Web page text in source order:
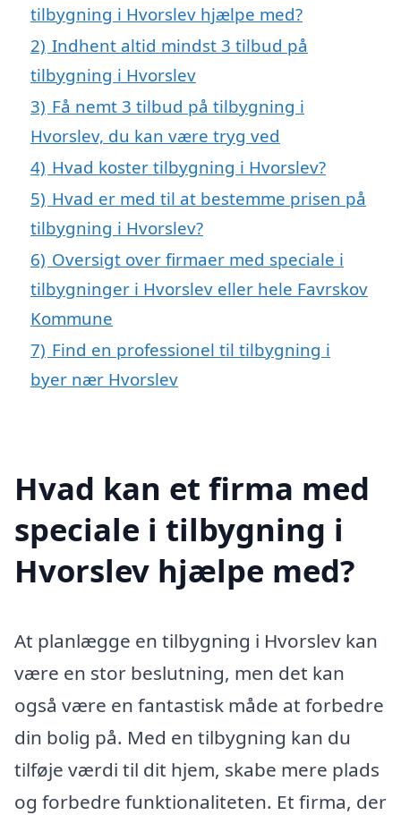
tilbygning i Hvorslev hjælpe med?
2) Indhent altid mindst 3 tilbud på
tilbygning i Hvorslev
3) Få nemt 3 tilbud på tilbygning i
Hvorslev, du kan være tryg ved
4) Hvad koster tilbygning i Hvorslev?
5) Hvad er med til at bestemme prisen på
tilbygning i Hvorslev?
6) Oversigt over firmaer med speciale i
tilbygninger i Hvorslev eller hele Favrskov
Kommune
7) Find en professionel til tilbygning i
byer nær Hvorslev
Hvad kan et firma med
speciale i tilbygning i
Hvorslev hjælpe med?
At planlægge en tilbygning i Hvorslev kan
være en stor beslutning, men det kan
også være en fantastisk måde at forbedre
din bolig på. Med en tilbygning kan du
tilføje værdi til dit hjem, skabe mere plads
og forbedre funktionaliteten. Et firma, der